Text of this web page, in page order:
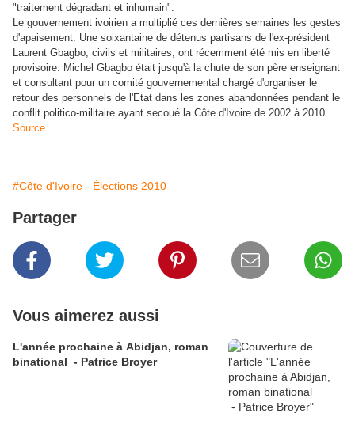
"traitement dégradant et inhumain".
Le gouvernement ivoirien a multiplié ces dernières semaines les gestes
d'apaisement. Une soixantaine de détenus partisans de l'ex-président
Laurent Gbagbo, civils et militaires, ont récemment été mis en liberté
provisoire. Michel Gbagbo était jusqu'à la chute de son père enseignant
et consultant pour un comité gouvernemental chargé d'organiser le
retour des personnels de l'Etat dans les zones abandonnées pendant le
conflit politico-militaire ayant secoué la Côte d'Ivoire de 2002 à 2010.
Source
#Côte d'Ivoire - Élections 2010
Partager
Vous aimerez aussi
L'année prochaine à Abidjan, roman
binational - Patrice Broyer